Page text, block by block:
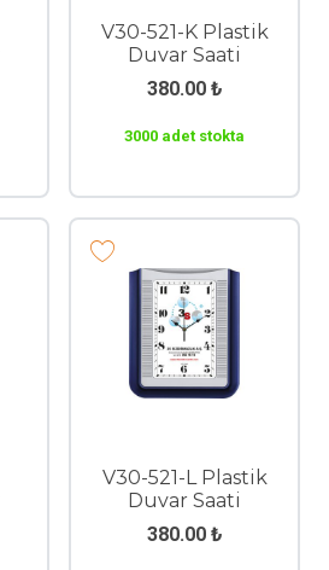
V30-521-K Plastik
Duvar Saati
380.00 ₺
3000 adet stokta
V30-521-L Plastik
Duvar Saati
380.00 ₺